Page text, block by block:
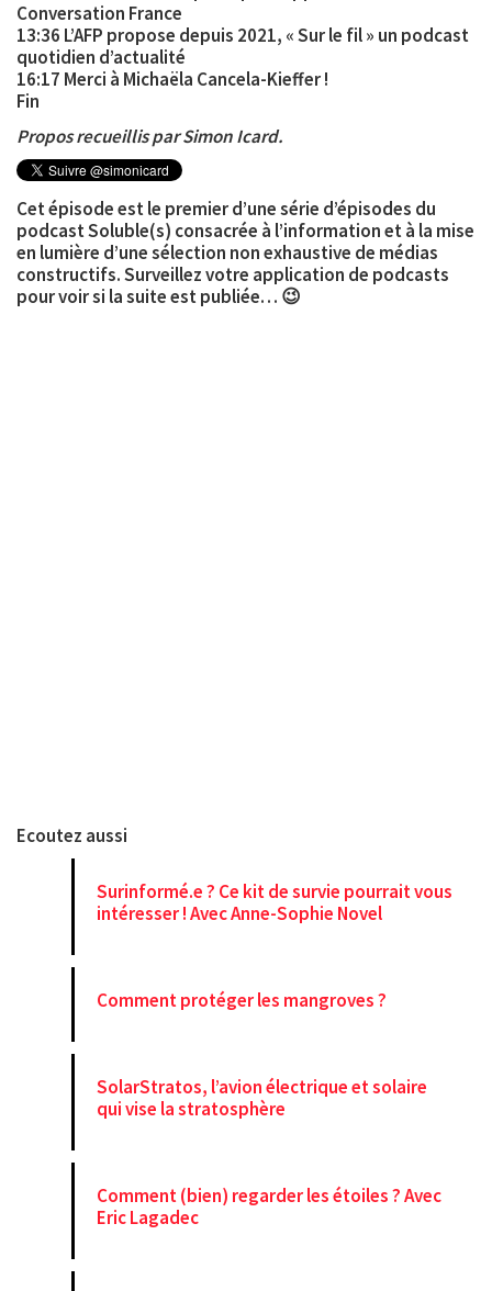
Conversation France
13:36 L’AFP propose depuis 2021, « Sur le fil » un podcast
quotidien d’actualité
16:17 Merci à Michaëla Cancela-Kieffer !
Fin
Propos recueillis par Simon Icard.
Cet épisode est le premier d’une série d’épisodes du
podcast Soluble(s) consacrée à l’information et à la mise
en lumière d’une sélection non exhaustive de médias
constructifs. Surveillez votre application de podcasts
pour voir si la suite est publiée… 😉
Ecoutez aussi
Surinformé.e ? Ce kit de survie pourrait vous
intéresser ! Avec Anne-Sophie Novel
Comment protéger les mangroves ?
SolarStratos, l’avion électrique et solaire
qui vise la stratosphère
Comment (bien) regarder les étoiles ? Avec
Eric Lagadec